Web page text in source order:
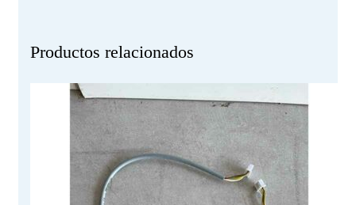
Productos relacionados